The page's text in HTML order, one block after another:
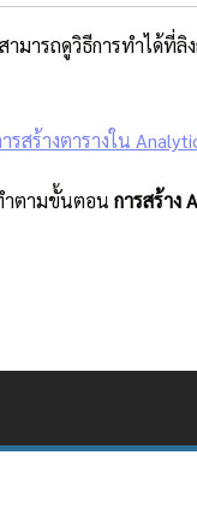
มารถดูวิธีการทำได้ที่ลิ
รสร้างตารางใน
ำตามขั้นตอน การสร้าง